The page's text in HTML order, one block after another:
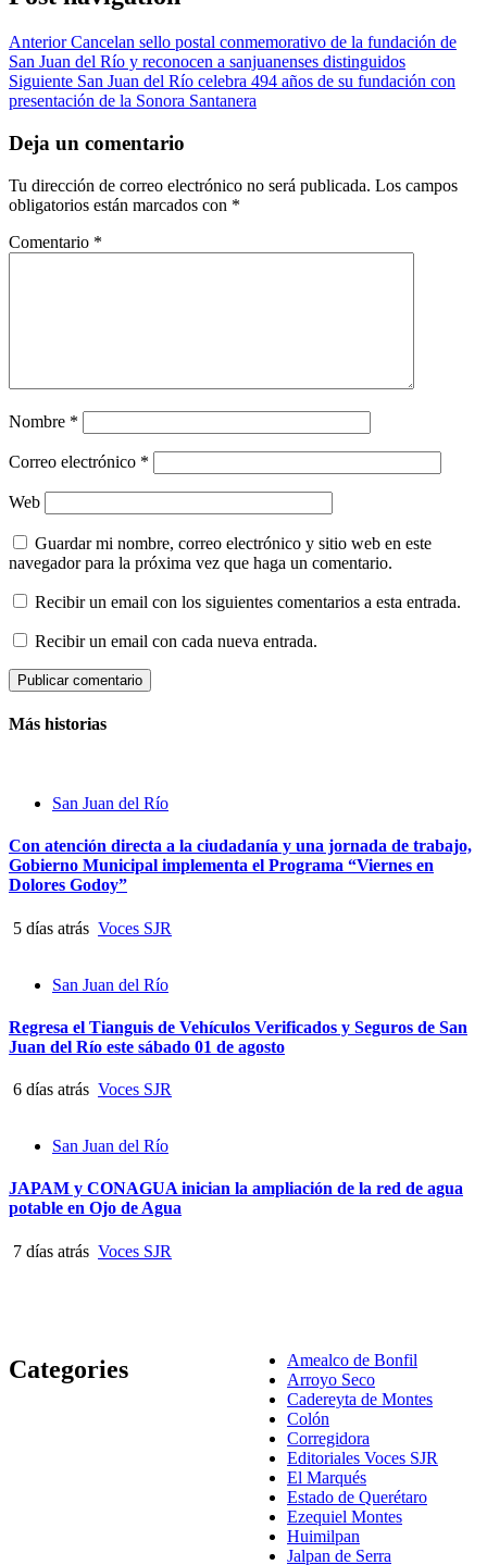
AnteriorCancelan sello postal conmemorativo de la fundación de
San Juan del Río y reconocen a sanjuanenses distinguidos
Siguiente San Juan del Río celebra 494 años de su fundación con
presentación de la Sonora Santanera
Deja un comentario
Tu dirección de correo electrónico no será publicada. Los campos
obligatorios están marcados con *
Comentario *
Nombre *
Correo electrónico *
Web
Guardar mi nombre, correo electrónico y sitio web en este
navegador para la próxima vez que haga un comentario.
Recibir un email con los siguientes comentarios a esta entrada.
Recibir un email con cada nueva entrada.
Más historias
San Juan del Río
Con atención directa a la ciudadanía y una jornada de trabajo,
Gobierno Municipal implementa el Programa “Viernes en
Dolores Godoy”
5 días atrás Voces SJR
San Juan del Río
Regresa el Tianguis de Vehículos Verificados y Seguros de San
Juan del Río este sábado 01 de agosto
6 días atrás Voces SJR
San Juan del Río
JAPAM y CONAGUA inician la ampliación de la red de agua
potable en Ojo de Agua
7 días atrás Voces SJR
Categories
Amealco de Bonfil
Arroyo Seco
Cadereyta de Montes
Colón
Corregidora
Editoriales Voces SJR
El Marqués
Estado de Querétaro
Ezequiel Montes
Huimilpan
Jalpan de Serra